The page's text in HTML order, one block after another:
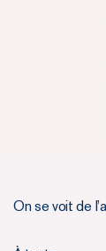
On se voit de